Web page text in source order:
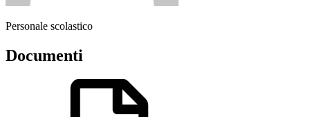
Personale scolastico
Documenti